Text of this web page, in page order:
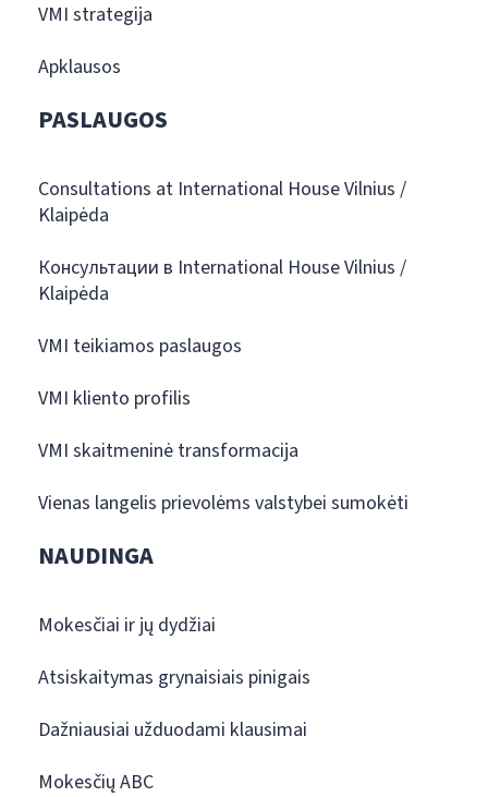
VMI strategija
Apklausos
PASLAUGOS
Consultations at International House Vilnius /
Klaipėda
Консультации в International House Vilnius /
Klaipėda
VMI teikiamos paslaugos
VMI kliento profilis
VMI skaitmeninė transformacija
Vienas langelis prievolėms valstybei sumokėti
NAUDINGA
Mokesčiai ir jų dydžiai
Atsiskaitymas grynaisiais pinigais
Dažniausiai užduodami klausimai
Mokesčių ABC